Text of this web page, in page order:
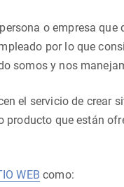
o empresa
por lo que
somos y nos
el servicio de crear
producto que están
WEB como: